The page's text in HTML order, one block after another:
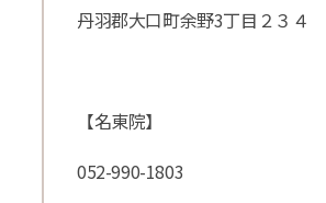
丹羽郡大口町余野3丁目２３４
【名東院】
052-990-1803